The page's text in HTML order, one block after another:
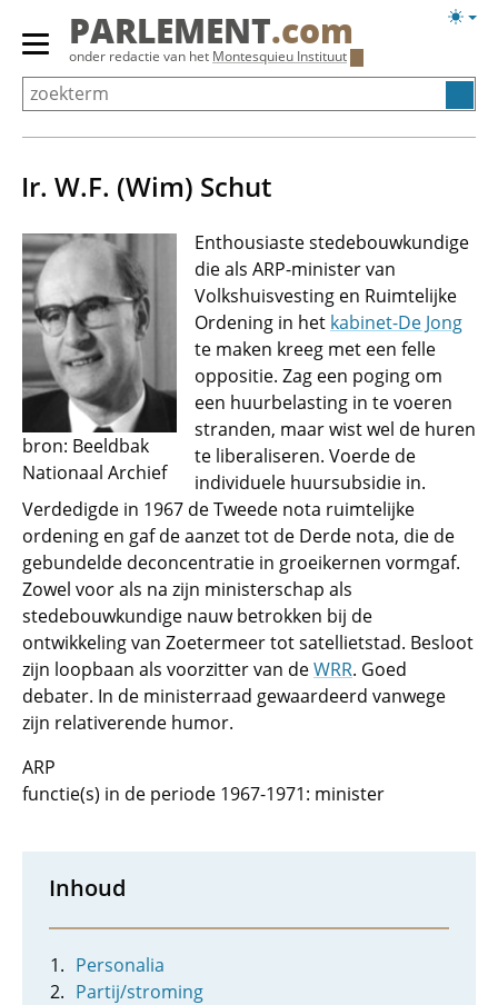
Overslaan
Primair
menu
tonen/verbergen
PARLEMENT.com
onder redactie van het Montesquieu Instituut
Ir. W.F. (Wim) Schut
bron: Beeldbak
Nationaal Archief
Enthousiaste stedebouwkundige
die als ARP-minister van
Volkshuisvesting en Ruimtelijke
Ordening in het kabinet-De Jong
te maken kreeg met een felle
oppositie. Zag een poging om
een huurbelasting in te voeren
stranden, maar wist wel de huren
te liberaliseren. Voerde de
individuele huursubsidie in.
Verdedigde in 1967 de Tweede nota ruimtelijke
ordening en gaf de aanzet tot de Derde nota, die de
gebundelde deconcentratie in groeikernen vormgaf.
Zowel voor als na zijn ministerschap als
stedebouwkundige nauw betrokken bij de
ontwikkeling van Zoetermeer tot satellietstad. Besloot
zijn loopbaan als voorzitter van deWRR. Goed
debater. In de ministerraad gewaardeerd vanwege
zijn relativerende humor.
ARP
functie(s) in de periode 1967-1971: minister
Inhoud
Personalia
Partij/stroming